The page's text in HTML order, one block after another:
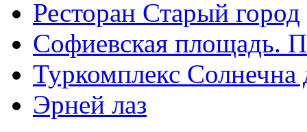
Ресторан Старый город
Софиевская площадь.
Туркомплекс Солнечна
Эрней лаз